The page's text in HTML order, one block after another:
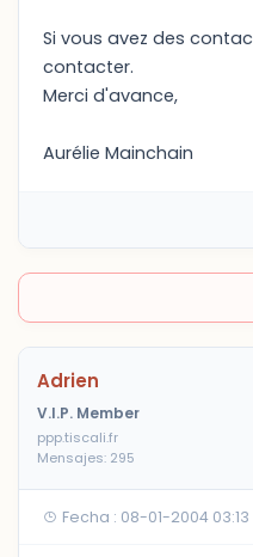
Si vous avez des
contacter.
Merci d'avance,
Aurélie Mainchain
Adrien
V.I.P. Member
ppp.tiscali.fr
Mensajes: 295
Fecha : 08-01-2004